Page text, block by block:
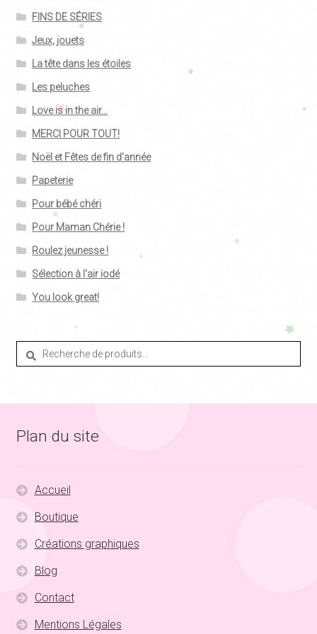
FINS DE SÉRIES
Jeux, jouets
La tête dans les étoiles
Les peluches
Love is in the air...
MERCI POUR TOUT!
Noël et Fêtes de fin d'année
Papeterie
Pour bébé chéri
Pour Maman Chérie !
Roulez jeunesse !
Sélection à l'air iodé
You look great!
Recherche
pour :
Recherche
Plan du site
Accueil
Boutique
Créations graphiques
Blog
Contact
Mentions Légales